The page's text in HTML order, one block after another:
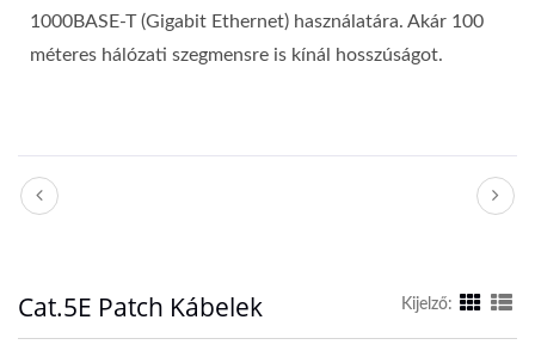
1000BASE-T (Gigabit Ethernet) használatára. Akár 100
méteres hálózati szegmensre is kínál hosszúságot.
Cat.5E Patch Kábelek Kijelző: